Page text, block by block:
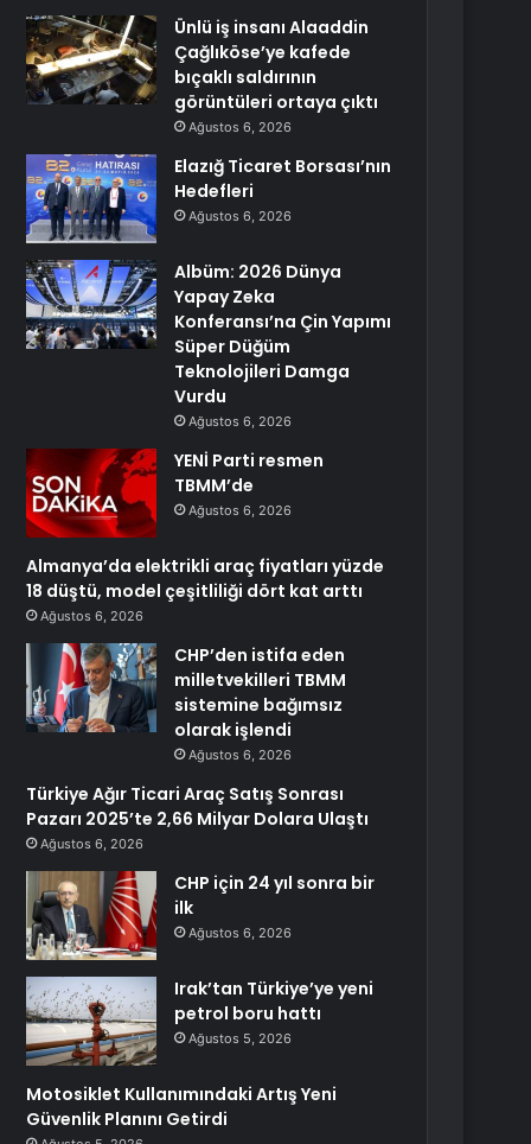
Ünlü iş insanı Alaaddin
Çağlıköse’ye kafede
bıçaklı saldırının
görüntüleri ortaya çıktı
Ağustos 6, 2026
Elazığ Ticaret Borsası’nın
Hedefleri
Ağustos 6, 2026
Albüm: 2026 Dünya
Yapay Zeka
Konferansı’na Çin Yapımı
Süper Düğüm
Teknolojileri Damga
Vurdu
Ağustos 6, 2026
YENİ Parti resmen
TBMM’de
Ağustos 6, 2026
Almanya’da elektrikli araç fiyatları yüzde
18 düştü, model çeşitliliği dört kat arttı
Ağustos 6, 2026
CHP’den istifa eden
milletvekilleri TBMM
sistemine bağımsız
olarak işlendi
Ağustos 6, 2026
Türkiye Ağır Ticari Araç Satış Sonrası
Pazarı 2025’te 2,66 Milyar Dolara Ulaştı
Ağustos 6, 2026
CHP için 24 yıl sonra bir
ilk
Ağustos 6, 2026
Irak’tan Türkiye’ye yeni
petrol boru hattı
Ağustos 5, 2026
Motosiklet Kullanımındaki Artış Yeni
Güvenlik Planını Getirdi